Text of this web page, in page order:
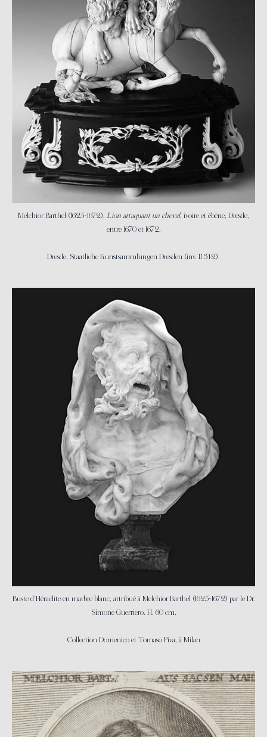
Melchior Barthel (1625-1672), Lion attaquant un cheval, ivoire et ébène, Dresde,
entre 1670 et 1672.
Dresde, Staatliche Kunstsammlungen Dresden (inv. II 342).
Buste d’Héraclite en marbre blanc, attribué à Melchior Barthel (1625-1672) par le Dr.
Simone Guerriero. H. 60 cm.
Collection Domenico et Tomaso Piva, à Milan